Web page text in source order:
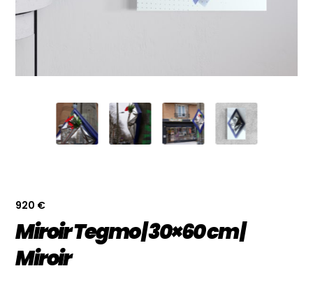
920 €
Miroir Tegmo | 30×60 cm |
Miroir